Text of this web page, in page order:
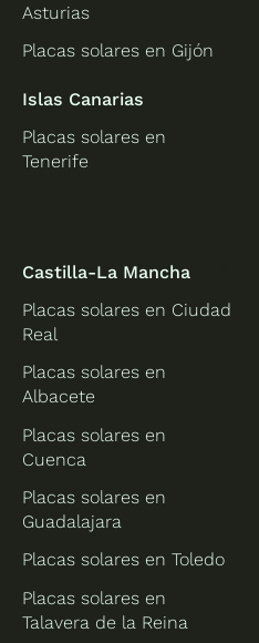
Asturias
Placas solares en Gijón
Islas Canarias
Placas solares en
Tenerife
Castilla-La Mancha
Placas solares en Ciudad
Real
Placas solares en
Albacete
Placas solares en
Cuenca
Placas solares en
Guadalajara
Placas solares en Toledo
Placas solares en
Talavera de la Reina